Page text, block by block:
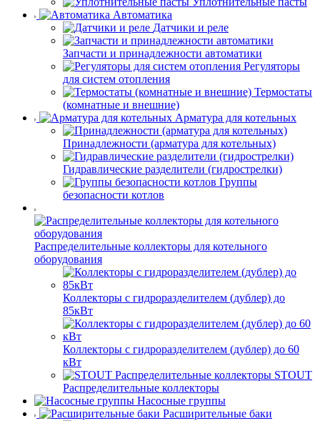
Автоматика
Датчики и реле
Запчасти и принадлежности автоматики
Регуляторы
для систем отопления
Термостаты
(комнатные и внешние)
Арматура для котельных
Принадлежности (арматура для котельных)
Гидравлические разделители (гидрострелки)
Группы
безопасности котлов
Распределительные коллекторы для котельного
оборудования
Коллекторы с гидроразделителем (дублер) до
85кВт
Коллекторы с гидроразделителем (дублер) до 60
кВт
STOUT
Распределительные коллекторы
Насосные группы
Расширительные баки